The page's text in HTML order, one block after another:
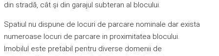
din stradă, cât și din garajul subteran al blocului.
Spatiul nu dispune de locuri de parcare nominale dar exista
numeroase locuri de parcare in proximitatea blocului.
Imobilul este pretabil pentru diverse domenii de